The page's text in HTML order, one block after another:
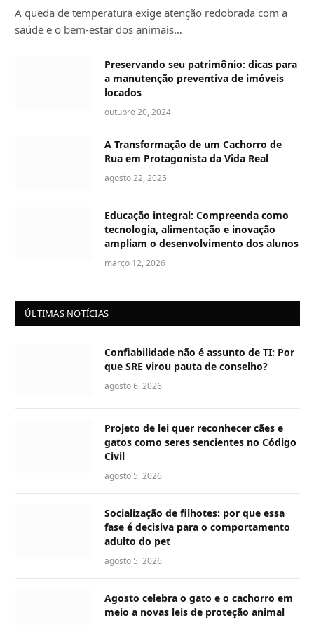
A queda de temperatura exige atenção redobrada com a
saúde e o bem-estar dos animais…
Preservando seu patrimônio: dicas para
a manutenção preventiva de imóveis
locados
outubro 20, 2024
A Transformação de um Cachorro de
Rua em Protagonista da Vida Real
agosto 22, 2025
Educação integral: Compreenda como
tecnologia, alimentação e inovação
ampliam o desenvolvimento dos alunos
março 12, 2026
ÚLTIMAS NOTÍCIAS
Confiabilidade não é assunto de TI: Por
que SRE virou pauta de conselho?
agosto 6, 2026
Projeto de lei quer reconhecer cães e
gatos como seres sencientes no Código
Civil
agosto 5, 2026
Socialização de filhotes: por que essa
fase é decisiva para o comportamento
adulto do pet
agosto 5, 2026
Agosto celebra o gato e o cachorro em
meio a novas leis de proteção animal